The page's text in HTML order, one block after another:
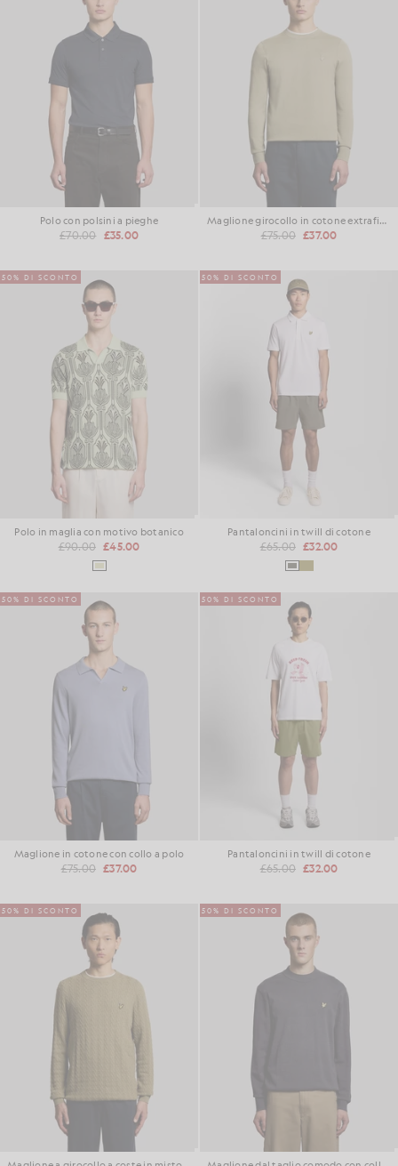
Polo con polsini a pieghe
£70.00 £35.00
Maglione girocollo in cotone extrafine
£75.00 £37.00
50% DI SCONTO
Polo in maglia con motivo botanico
£90.00 £45.00
50% DI SCONTO
Pantaloncini in twill di cotone
£65.00 £32.00
50% DI SCONTO
Maglione in cotone con collo a polo
£75.00 £37.00
50% DI SCONTO
Pantaloncini in twill di cotone
£65.00 £32.00
50% DI SCONTO 50% DI SCONTO